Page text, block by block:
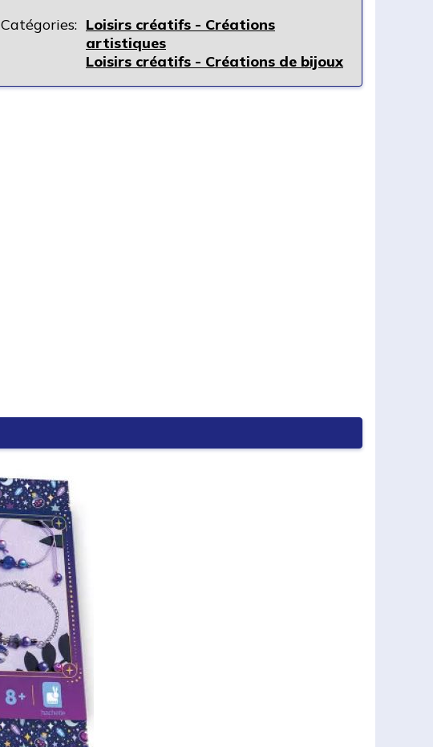
Catégories: Loisirs créatifs - Créations
artistiques
Loisirs créatifs - Créations de bijoux